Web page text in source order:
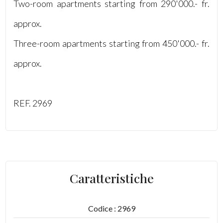
Two-room apartments starting from 290'000.- fr.
approx.
Three-room apartments starting from 450'000.- fr.
approx.
REF. 2969
Caratteristiche
Codice : 2969
4
5
5+